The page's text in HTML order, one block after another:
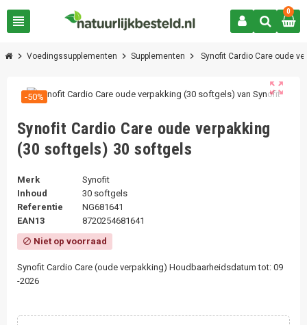
view_headline
0
chevron_right Voedingssupplementen chevron_right Supplementen chevron_right Synofit Cardio Care oude
zoom_out_map
-50%
Synofit Cardio Care oude verpakking
(30 softgels) 30 softgels
Merk
Synofit
Inhoud
30 softgels
Referentie
NG681641
EAN13
8720254681641
block Niet op voorraad
Synofit Cardio Care (oude verpakking) Houdbaarheidsdatum tot: 09
-2026